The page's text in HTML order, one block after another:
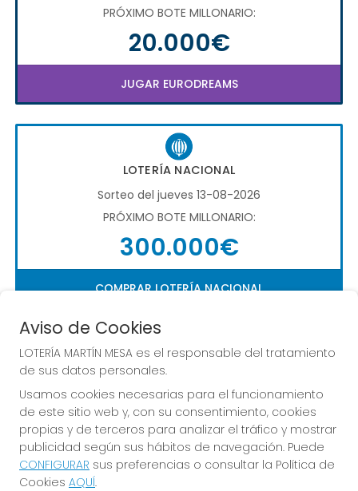
PRÓXIMO BOTE MILLONARIO:
20.000€
JUGAR EURODREAMS
LOTERÍA NACIONAL
Sorteo del jueves 13-08-2026
PRÓXIMO BOTE MILLONARIO:
300.000€
COMPRAR LOTERÍA NACIONAL
Imagen anterior
LOTERÍA MARTÍN MESA
Aviso de Cookies
LOTERÍA MARTÍN MESA es el responsable del tratamiento
de sus datos personales.
Usamos cookies necesarias para el funcionamiento
de este sitio web y, con su consentimiento, cookies
propias y de terceros para analizar el tráfico y mostrar
publicidad según sus hábitos de navegación. Puede
CONFIGURAR sus preferencias o consultar la Política de
Cookies AQUÍ.